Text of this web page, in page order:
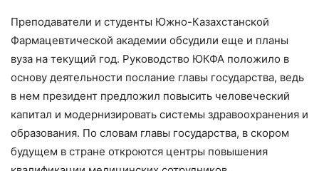
Преподаватели и студенты Южно-Казахстанской
Фармацевтической академии обсудили еще и планы
вуза на текущий год. Руководство ЮКФА положило в
основу деятельности послание главы государства, ведь
в нем президент предложил повысить человеческий
капитал и модернизировать системы здравоохранения и
образования. По словам главы государства, в скором
будущем в стране откроются центры повышения